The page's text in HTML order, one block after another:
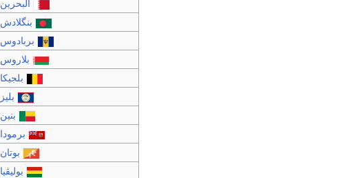
البحرين
بنگلادش
بربادوس
بلاروس
بلجيكا
بليز
بنين
برمودا
بوتان
بوليڤيا